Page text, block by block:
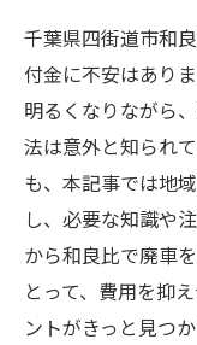
千葉県四街道市和
付金に不安はあり
明るくなりながら
法は意外と知られ
も、本記事では地
し、必要な知識や
から和良比で廃車
とって、費用を抑
ントがきっと見つか